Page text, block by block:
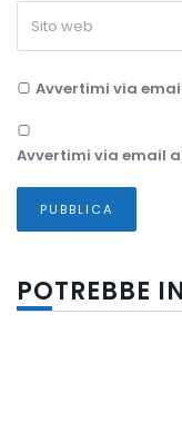
Avvertimi via
Avvertimi via email
POTREBBE